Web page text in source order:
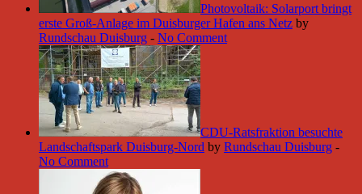
Photovoltaik: Solarport bringt
erste Groß-Anlage im Duisburger Hafen ans Netz by
Rundschau Duisburg - No Comment
CDU-Ratsfraktion besuchte
Landschaftspark Duisburg-Nord by Rundschau Duisburg -
No Comment